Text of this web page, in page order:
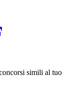
simili al tuo